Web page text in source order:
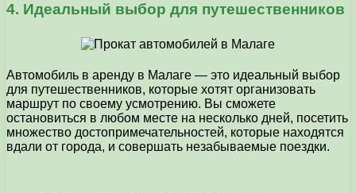
4. Идеальный выбор для путешественников
Автомобиль в аренду в Малаге — это идеальный выбор
для путешественников, которые хотят организовать
маршрут по своему усмотрению. Вы сможете
остановиться в любом месте на несколько дней, посетить
множество достопримечательностей, которые находятся
вдали от города, и совершать незабываемые поездки.